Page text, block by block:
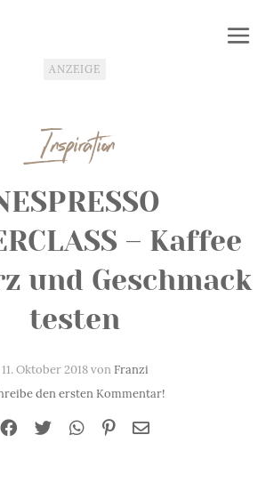
ANZEIGE
Inspiration
– Kaffee
und Geschmack
testen
11. Oktober 2018 vonFranzi
den ersten Kommentar!